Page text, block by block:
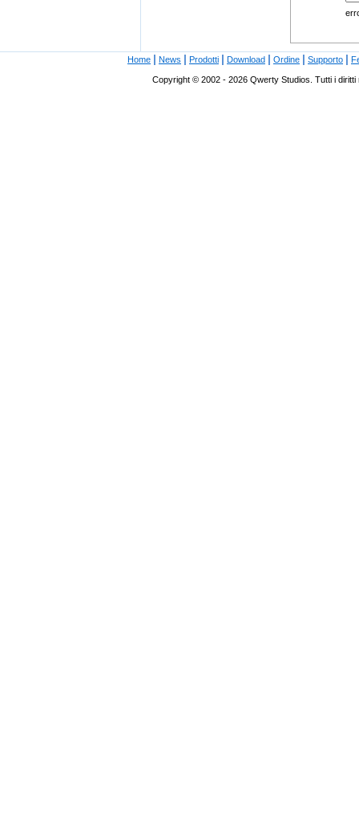
Home | News | Prodotti | Download | Ordine | Supporto |
Copyright © 2002 - 2026 Qwerty Studios. Tutti i